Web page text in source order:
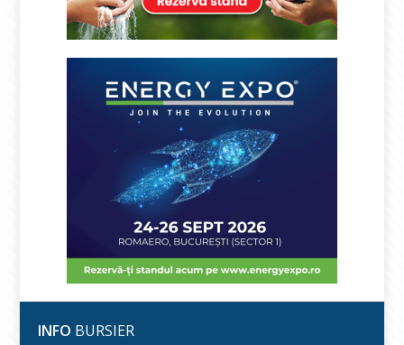
INFO BURSIER